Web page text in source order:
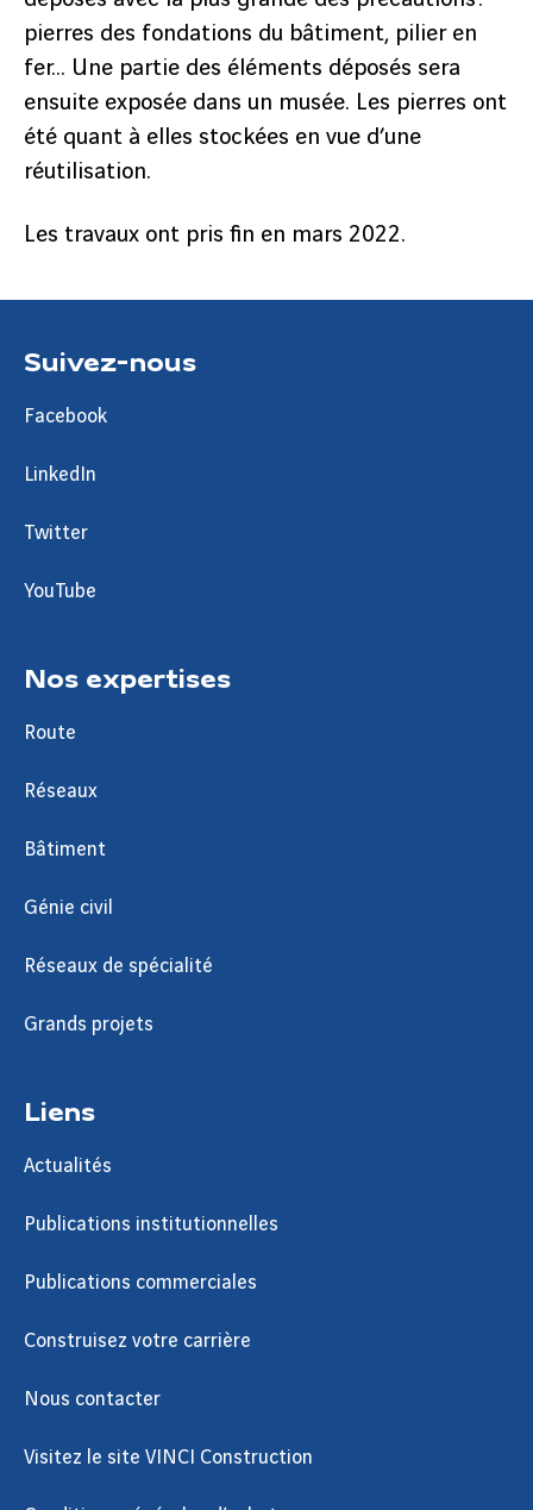
pierres des fondations du bâtiment, pilier en
fer… Une partie des éléments déposés sera
ensuite exposée dans un musée. Les pierres ont
été quant à elles stockées en vue d’une
réutilisation.
Les travaux ont pris fin en mars 2022.
Suivez-nous
Facebook
LinkedIn
Twitter
YouTube
Nos expertises
Route
Réseaux
Bâtiment
Génie civil
Réseaux de spécialité
Grands projets
Liens
Actualités
Publications institutionnelles
Publications commerciales
Construisez votre carrière
Nous contacter
Visitez le site VINCI Construction